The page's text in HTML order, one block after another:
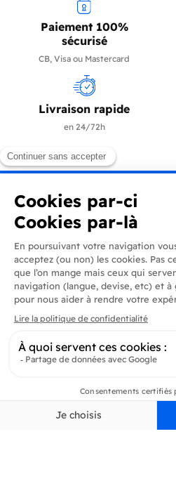
Paiement 100%
sécurisé
CB, Visa ou Mastercard
Livraison rapide
en 24/72h
Produits